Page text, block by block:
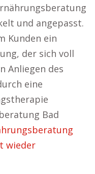
und angepasst.
Kunden ein
der sich voll
Anliegen des
eine
Bad
wieder